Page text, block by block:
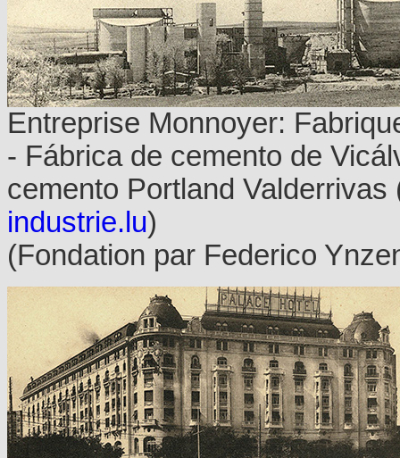
Entreprise Monnoyer:
- Fábrica de cemento de
cemento Portland Valderrivas
industrie.lu)
(Fondation par Federico